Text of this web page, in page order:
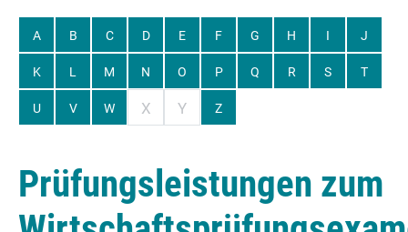
A B C D E F G H I J
K L M N O P Q R S T
U V W X Y Z
Prüfungsleistungen zum